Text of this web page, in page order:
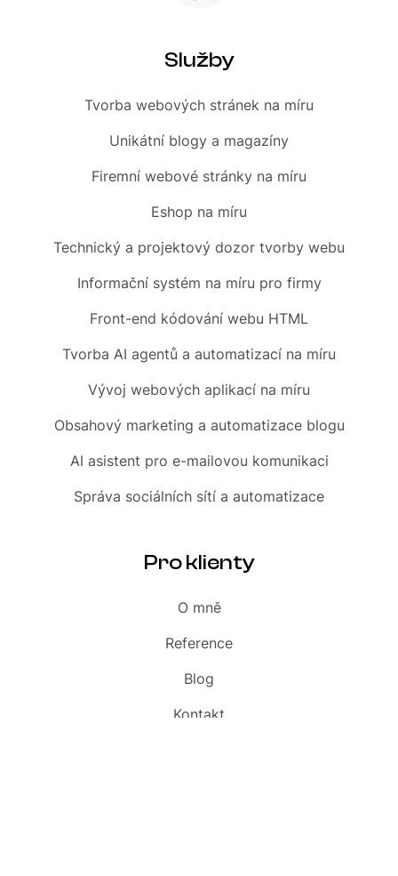
Služby
Tvorba webových stránek na míru
Unikátní blogy a magazíny
Firemní webové stránky na míru
Eshop na míru
Technický a projektový dozor tvorby webu
Informační systém na míru pro firmy
Front-end kódování webu HTML
Tvorba AI agentů a automatizací na míru
Vývoj webových aplikací na míru
Obsahový marketing a automatizace blogu
AI asistent pro e-mailovou komunikaci
Správa sociálních sítí a automatizace
Pro klienty
O mně
Reference
Blog
Kontakt